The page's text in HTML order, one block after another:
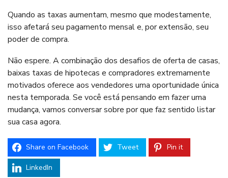
Quando as taxas aumentam, mesmo que modestamente,
isso afetará seu pagamento mensal e, por extensão, seu
poder de compra.
Não espere. A combinação dos desafios de oferta de casas,
baixas taxas de hipotecas e compradores extremamente
motivados oferece aos vendedores uma oportunidade única
nesta temporada. Se você está pensando em fazer uma
mudança, vamos conversar sobre por que faz sentido listar
sua casa agora.
Share on Facebook Tweet Pin it
LinkedIn